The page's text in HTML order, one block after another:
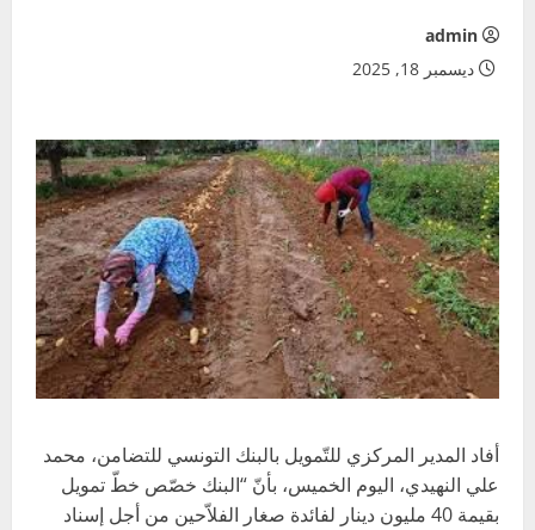
admin
ديسمبر 18, 2025
أفاد المدير المركزي للتّمويل بالبنك التونسي للتضامن، محمد
علي النهيدي، اليوم الخميس، بأنّ “البنك خصّص خطّ تمويل
بقيمة 40 مليون دينار لفائدة صغار الفلاّحين من أجل إسناد